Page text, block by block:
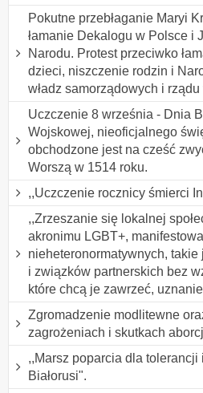
Pokutne przebłaganie Maryi
łamanie Dekalogu w Polsce i
Narodu. Protest przeciwko
dzieci, niszczenie rodzin i
władz samorządowych i rządu
Uczczenie 8 września - Dnia
Wojskowej, nieoficjalnego
obchodzone jest na cześć
Worszą w 1514 roku.
,,Uczczenie rocznicy śmierci
,,Zrzeszanie się lokalnej
akronimu LGBT+,
nieheteronormatywnych, takie
i związków partnerskich bez
które chcą je zawrzeć,
Zgromadzenie modlitewne
zagrożeniach i skutkach
,,Marsz poparcia dla tolerancji
Białorusi".